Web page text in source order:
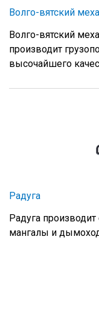
Волго-вятский
Волго-вятский
производит
высочайшего
Радуга
Радуга
мангалы и